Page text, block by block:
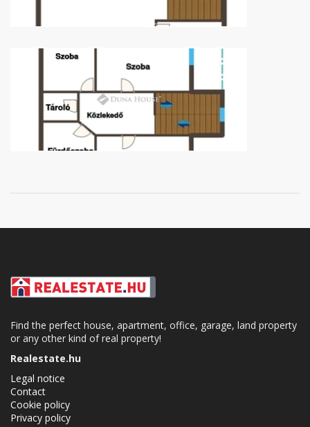
Find the perfect house, apartment, office, garage, land property
or any other kind of real property!
Realestate.hu
Legal notice
Contact
Cookie policy
Privacy policy